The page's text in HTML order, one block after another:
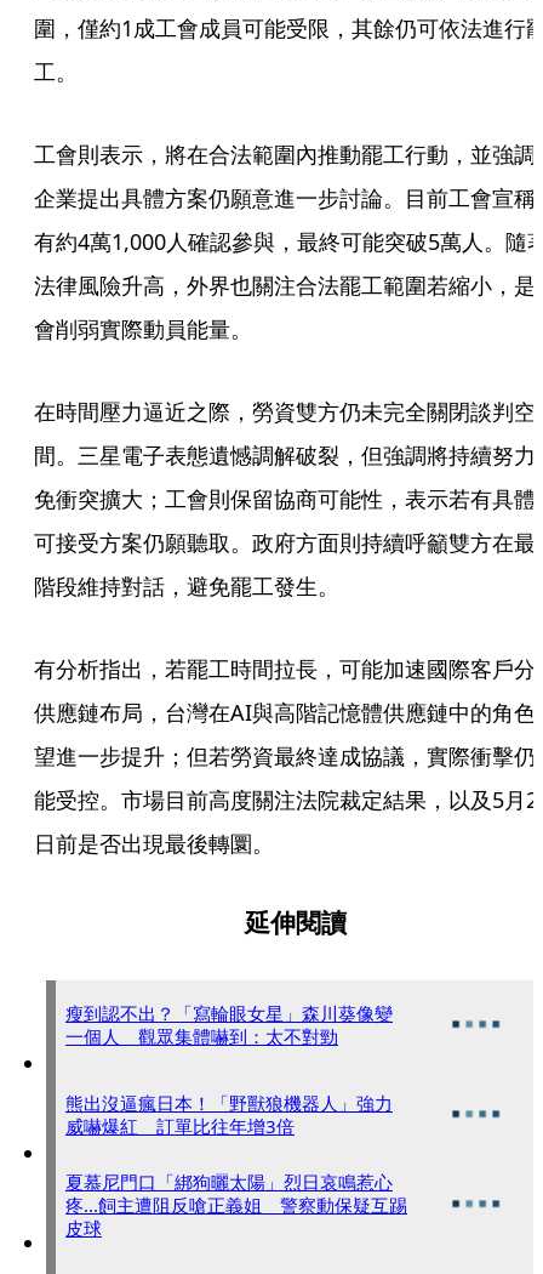
圍，僅約1成工會成員可能受限，其餘仍可依法進行
工。
工會則表示，將在合法範圍內推動罷工行動，並強調
企業提出具體方案仍願意進一步討論。目前工會宣稱
有約4萬1,000人確認參與，最終可能突破5萬人。隨
法律風險升高，外界也關注合法罷工範圍若縮小，是
會削弱實際動員能量。
在時間壓力逼近之際，勞資雙方仍未完全關閉談判空
間。三星電子表態遺憾調解破裂，但強調將持續努力
免衝突擴大；工會則保留協商可能性，表示若有具體
可接受方案仍願聽取。政府方面則持續呼籲雙方在最
階段維持對話，避免罷工發生。
有分析指出，若罷工時間拉長，可能加速國際客戶分
供應鏈布局，台灣在AI與高階記憶體供應鏈中的角色
望進一步提升；但若勞資最終達成協議，實際衝擊仍
能受控。市場目前高度關注法院裁定結果，以及5月
日前是否出現最後轉圜。
延伸閱讀
瘦到認不出？「寫輪眼女星」森川葵像變
一個人 觀眾集體嚇到：太不對勁
熊出沒逼瘋日本！「野獸狼機器人」強力
威嚇爆紅 訂單比往年增3倍
夏慕尼門口「綁狗曬太陽」烈日哀鳴惹心
疼...飼主遭阻反嗆正義姐 警察動保疑互踢
皮球